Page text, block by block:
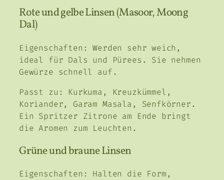
Rote und gelbe Linsen (Masoor, Moong
Dal)
Eigenschaften: Werden sehr weich,
ideal für Dals und Pürees. Sie nehmen
Gewürze schnell auf.
Passt zu: Kurkuma, Kreuzkümmel,
Koriander, Garam Masala, Senfkörner.
Ein Spritzer Zitrone am Ende bringt
die Aromen zum Leuchten.
Grüne und braune Linsen
Eigenschaften: Halten die Form,